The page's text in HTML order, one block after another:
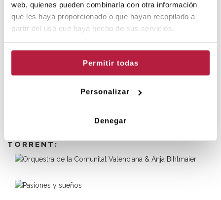
web, quienes pueden combinarla con otra información
que les haya proporcionado o que hayan recopilado a
partir del uso que haya hecho de sus servicios.
Permitir todas
Personalizar
Denegar
Diumenge 28 de setembre de 2025 - 11.30h
TORRENT: